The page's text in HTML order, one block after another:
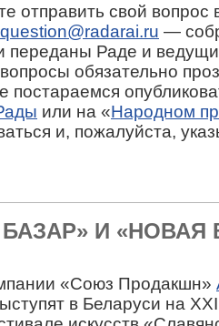
отправить свой вопрос
question@radarai.ru —
переданы Раде и
обязательно
постараемся
или на «Народном
и, пожалуйста,
И «НОВАЯ
«Союз Продакшн»
в Беларуси на